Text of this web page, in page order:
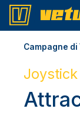
Campagne di
Joystick